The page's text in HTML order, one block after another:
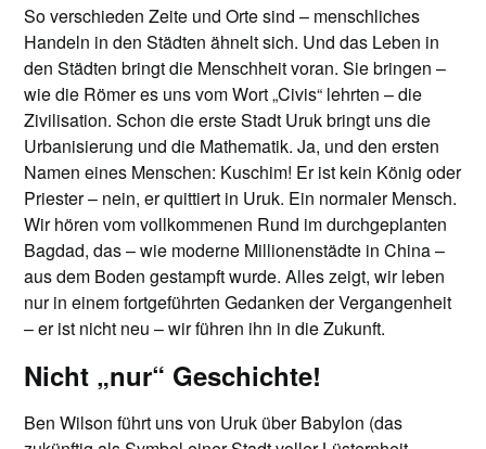
So verschieden Zeite und Orte sind – menschliches
Handeln in den Städten ähnelt sich. Und das Leben in
den Städten bringt die Menschheit voran. Sie bringen –
wie die Römer es uns vom Wort „Civis“ lehrten – die
Zivilisation. Schon die erste Stadt Uruk bringt uns die
Urbanisierung und die Mathematik. Ja, und den ersten
Namen eines Menschen: Kuschim! Er ist kein König oder
Priester – nein, er quittiert in Uruk. Ein normaler Mensch.
Wir hören vom vollkommenen Rund im durchgeplanten
Bagdad, das – wie moderne Millionenstädte in China –
aus dem Boden gestampft wurde. Alles zeigt, wir leben
nur in einem fortgeführten Gedanken der Vergangenheit
– er ist nicht neu – wir führen ihn in die Zukunft.
Nicht „nur“ Geschichte!
Ben Wilson führt uns von Uruk über Babylon (das